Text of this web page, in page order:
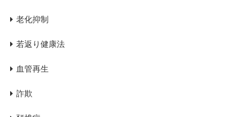
老化抑制
若返り健康法
血管再生
詐欺